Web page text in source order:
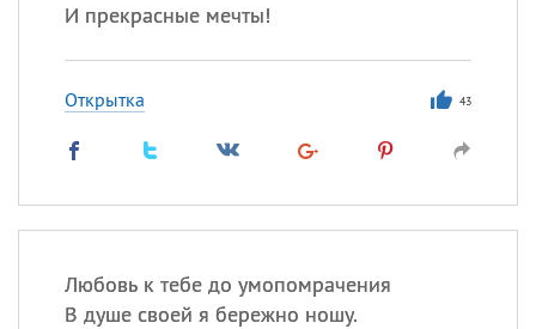
И прекрасные мечты!
Открытка 43
Любовь к тебе до умопомрачения
В душе своей я бережно ношу.